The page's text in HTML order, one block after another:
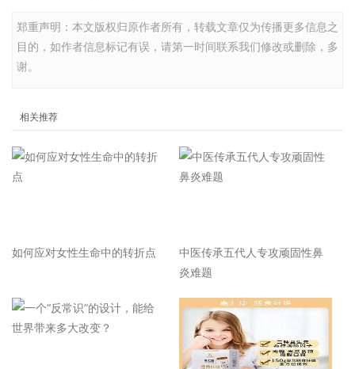
郑重声明：本文版权归原作者所有，转载文章仅为传播更多信息之
目的，如作者信息标记有误，请第一时间联系我们修改或删除，多
谢。
相关推荐
如何应对女性生命中的转折点
中医传承五代人专攻顽固性鼻
炎难题